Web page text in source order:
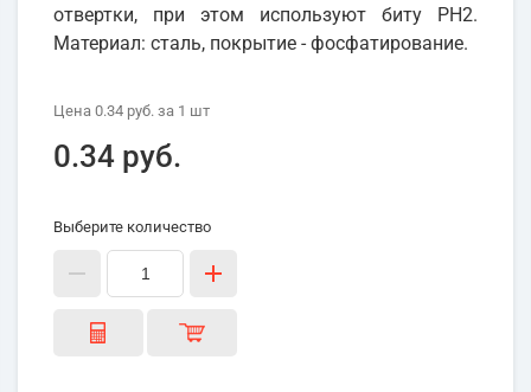
отвертки, при этом используют биту PH2.
Материал: сталь, покрытие - фосфатирование.
Цена 0.34 руб. за 1 шт
0.34 руб.
Выберите количество